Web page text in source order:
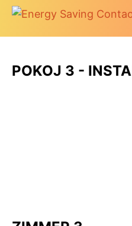
POKOJ 3 -